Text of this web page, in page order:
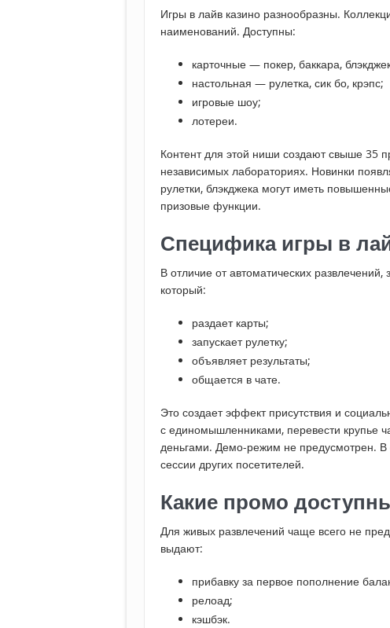
Игры в лайв казино разнообразны.
наименований. Доступны:
карточные — покер, баккара,
настольная — рулетка, сик бо, крэпс;
игровые шоу;
лотереи.
Контент для этой ниши создают свыше 35
независимых лабораториях. Новинки
рулетки, блэкджека могут иметь
призовые функции.
Специфика игры в
В отличие от автоматических
который:
раздает карты;
запускает рулетку;
объявляет результаты;
общается в чате.
Это создает эффект присутствия и
с единомышленниками, перевести крупье
деньгами. Демо-режим не предусмотрен.
сессии других посетителей.
Какие промо
Для живых развлечений чаще всего не
выдают:
прибавку за первое пополнение
релоад;
кэшбэк.